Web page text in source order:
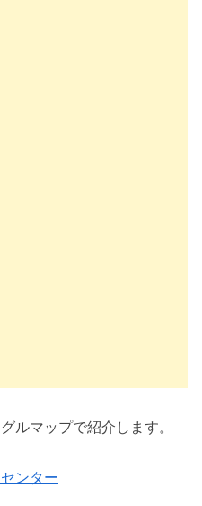
ルマップで紹介します。
ンター